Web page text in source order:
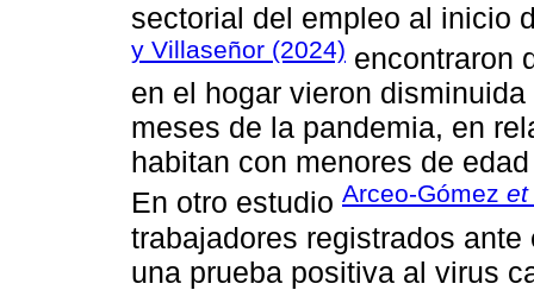
sectorial del empleo al inicio
y Villaseñor (2024) encontraron
en el hogar vieron
meses de la pandemia, en
habitan con menores de
En otro estudio Arceo-Gómez et
trabajadores registrados
una prueba positiva al virus